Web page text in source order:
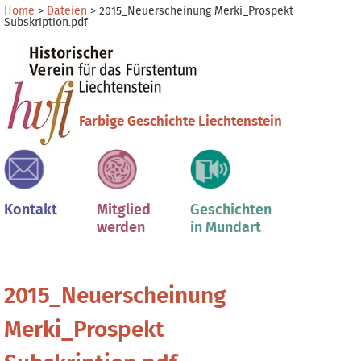
Direkt
zum
Inhalt
Direkt
zur
Navigation
Benutzerspezifische
Werkzeuge
Home > Dateien >2015_Neuerscheinung Merki_Prospekt
Subskription.pdf
Farbige Geschichte Liechtenstein
Kontakt
Mitglied
werden
Geschichten
in Mundart
2015_Neuerscheinung
Merki_Prospekt